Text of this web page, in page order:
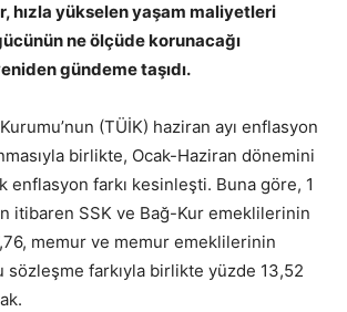
hızla yükselen yaşam maliyetleri
ne ölçüde korunacağı
gündeme taşıdı.
(TÜİK) haziran ayı enflasyon
birlikte, Ocak-Haziran dönemini
enflasyon farkı kesinleşti. Buna göre, 1
itibaren SSK ve Bağ-Kur emeklilerinin
memur ve memur emeklilerinin
sözleşme farkıyla birlikte yüzde 13,52